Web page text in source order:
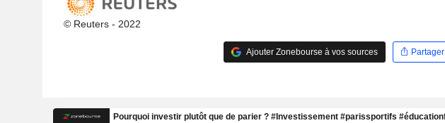
© Reuters - 2022
Ajouter Zonebourse à vos sources Partager